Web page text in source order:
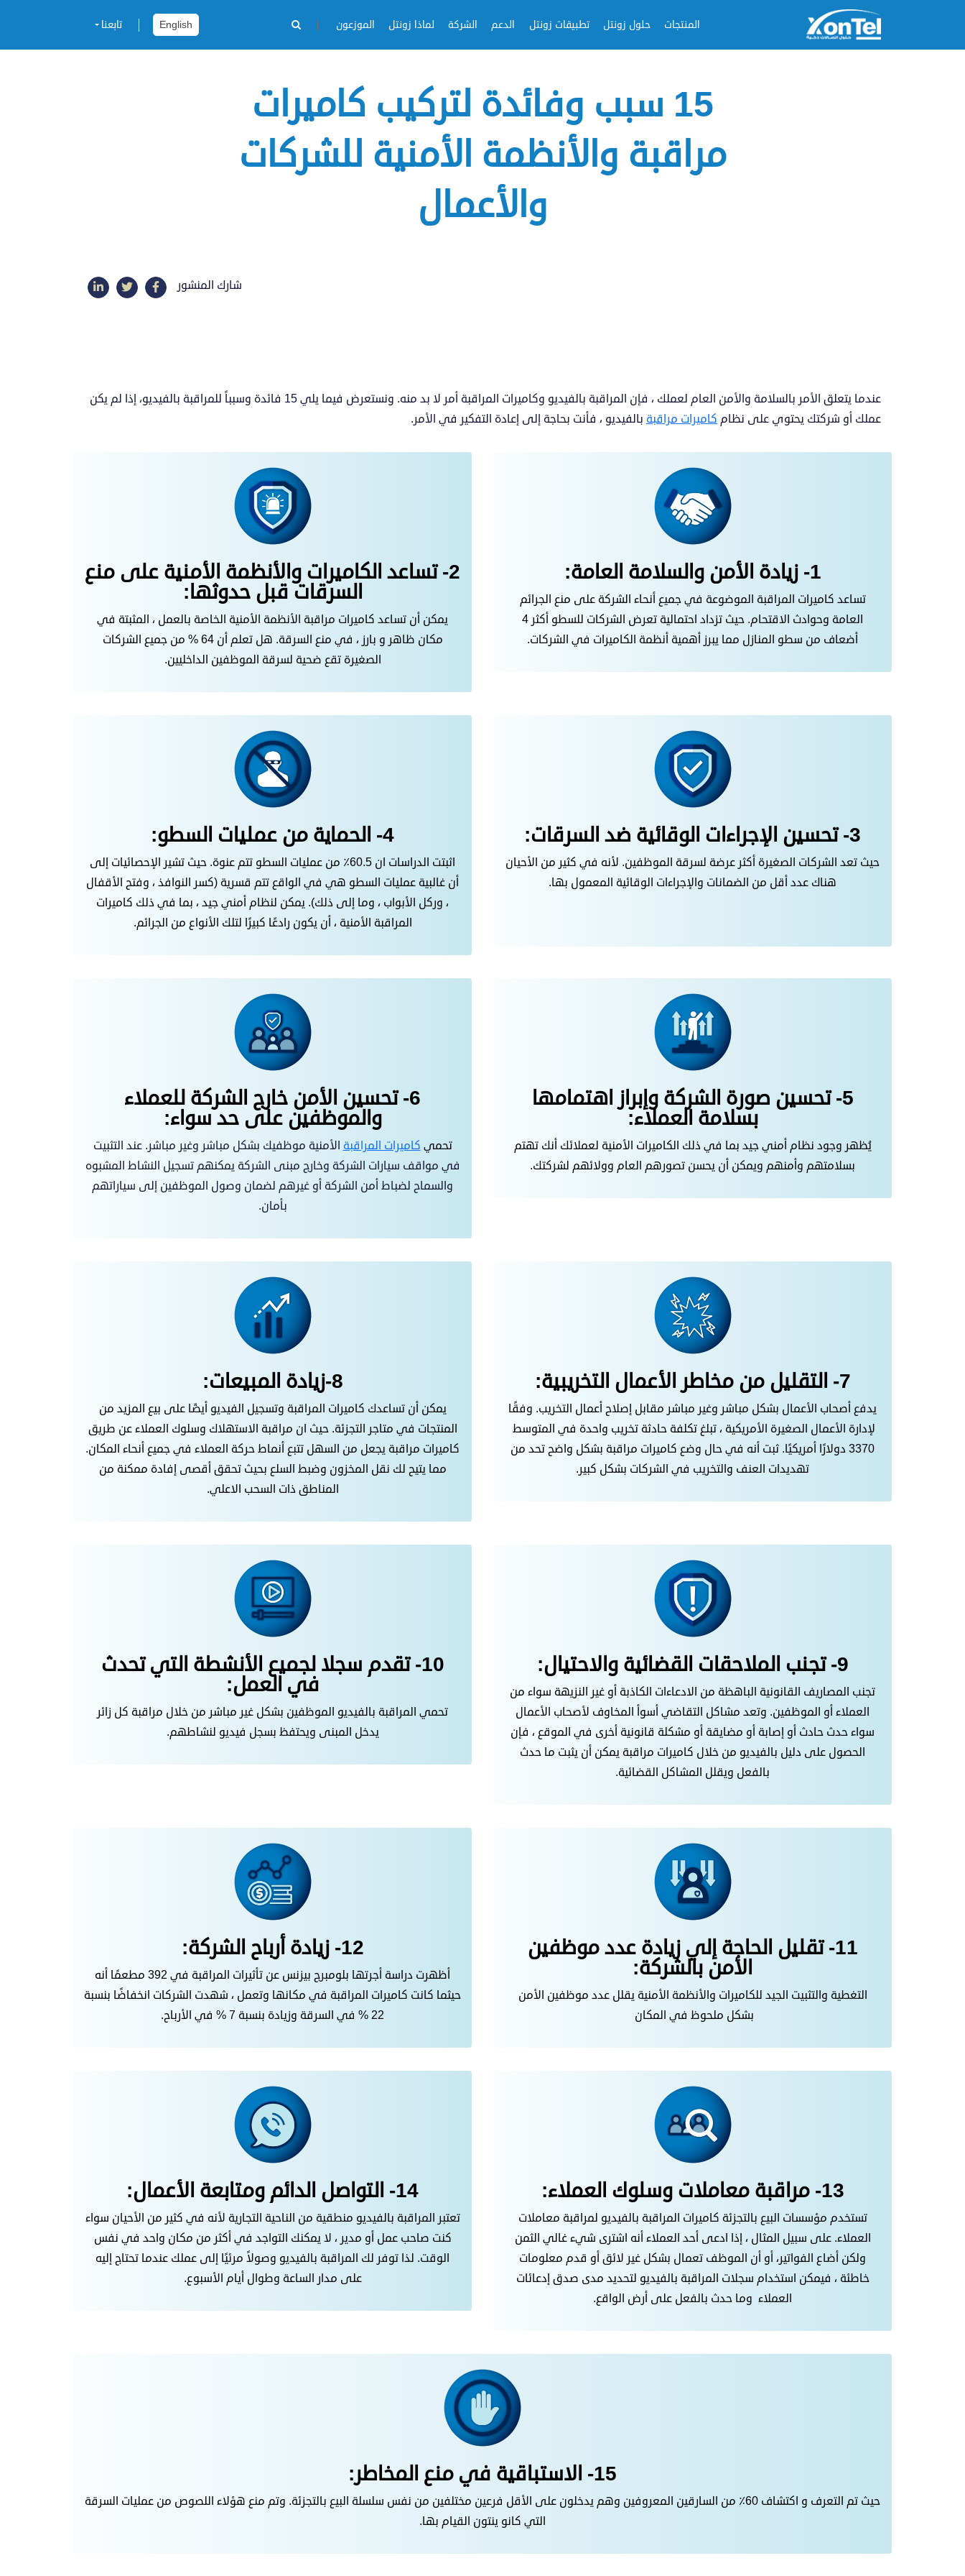
المنتجات حلول زونتل تطبيقات زونتل الدعم الشركة لماذا زونتل الموزعون English تابعنا
عن
؟
15 سبب وفائدة لتركيب كاميرات
مراقبة والأنظمة الأمنية للشركات
والأعمال
شارك المنشور
عندما يتعلق الأمر بالسلامة والأمن العام لعملك ، فإن المراقبة بالفيديو وكاميرات المراقبة أمر لا بد منه. ونستعرض فيما يلي 15 فائدة وسبباً للمراقبة بالفيديو، إذا لم يكن
عملك أو شركتك يحتوي على نظام كاميرات مراقبة بالفيديو ، فأنت بحاجة إلى إعادة التفكير في الأمر.
2- تساعد الكاميرات والأنظمة الأمنية على منع
السرقات قبل حدوثها:
يمكن أن تساعد كاميرات مراقبة الأنظمة الأمنية الخاصة بالعمل ، المثبتة في
مكان ظاهر و بارز ، في منع السرقة. هل تعلم أن 64 % من جميع الشركات
الصغيرة تقع ضحية لسرقة الموظفين الداخليين.
1- زيادة الأمن والسلامة العامة:
تساعد كاميرات المراقبة الموضوعة في جميع أنحاء الشركة على منع الجرائم
العامة وحوادث الاقتحام. حيث تزداد احتمالية تعرض الشركات للسطو أكثر 4
أضعاف من سطو المنازل مما يبرز أهمية أنظمة الكاميرات في الشركات.
4- الحماية من عمليات السطو:
اثبتت الدراسات ان 60.5٪ من عمليات السطو تتم عنوة. حيث تشير الإحصائيات إلى
أن غالبية عمليات السطو هي في الواقع تتم قسرية (كسر النوافذ ، وفتح الأقفال
، وركل الأبواب ، وما إلى ذلك). يمكن لنظام أمني جيد ، بما في ذلك كاميرات
المراقبة الأمنية ، أن يكون رادعًا كبيرًا لتلك الأنواع من الجرائم.
3- تحسين الإجراءات الوقائية ضد السرقات:
حيث تعد الشركات الصغيرة أكثر عرضة لسرقة الموظفين. لأنه في كثير من الأحيان
هناك عدد أقل من الضمانات والإجراءات الوقائية المعمول بها.
6- تحسين الأمن خارج الشركة للعملاء
والموظفين على حد سواء:
تحمي كاميرات المراقبة الأمنية موظفيك بشكل مباشر وغير مباشر. عند التثبيت
في مواقف سيارات الشركة وخارج مبنى الشركة يمكنهم تسجيل النشاط المشبوه
والسماح لضباط أمن الشركة أو غيرهم لضمان وصول الموظفين إلى سياراتهم
بأمان.
5- تحسين صورة الشركة وإبراز اهتمامها
بسلامة العملاء:
يُظهر وجود نظام أمني جيد بما في ذلك الكاميرات الأمنية لعملائك أنك تهتم
بسلامتهم وأمنهم ويمكن أن يحسن تصورهم العام وولائهم لشركتك.
8-زيادة المبيعات:
يمكن أن تساعدك كاميرات المراقبة وتسجيل الفيديو أيضًا على بيع المزيد من
المنتجات في متاجر التجزئة. حيث ان مراقبة الاستهلاك وسلوك العملاء عن طريق
كاميرات مراقبة يجعل من السهل تتبع أنماط حركة العملاء في جميع أنحاء المكان.
مما يتيح لك نقل المخزون وضبط السلع بحيث تحقق أقصى إفادة ممكنة من
المناطق ذات السحب الاعلي.
7- التقليل من مخاطر الأعمال التخريبية:
يدفع أصحاب الأعمال بشكل مباشر وغير مباشر مقابل إصلاح أعمال التخريب. وفقًا
3370 دولارًا أمريكيًا. ثبت أنه في حال وضع كاميرات مراقبة بشكل واضح تحد من
تهديدات العنف والتخريب في الشركات بشكل كبير.
10- تقدم سجلا لجميع الأنشطة التي تحدث
في العمل:
تحمي المراقبة بالفيديو الموظفين بشكل غير مباشر من خلال مراقبة كل زائر
يدخل المبنى ويحتفظ بسجل فيديو لنشاطهم.
9- تجنب الملاحقات القضائية والاحتيال:
تجنب المصاريف القانونية الباهظة من الادعاءات الكاذبة أو غير النزيهة سواء من
العملاء أو الموظفين. وتعد مشاكل التقاضي أسوأ المخاوف لأصحاب الأعمال
سواء حدث حادث أو إصابة أو مضايقة أو مشكلة قانونية أخرى في الموقع ، فإن
الحصول على دليل بالفيديو من خلال كاميرات مراقبة يمكن أن يثبت ما حدث
بالفعل ويقلل المشاكل القضائية.
12- زيادة أرباح الشركة:
أظهرت دراسة أجرتها بلومبرج بيزنس عن تأثيرات المراقبة في 392 مطعمًا أنه
حيثما كانت كاميرات المراقبة في مكانها وتعمل ، شهدت الشركات انخفاضًا بنسبة
22 % في السرقة وزيادة بنسبة 7 % في الأرباح.
11- تقليل الحاجة إلي زيادة عدد موظفين
الأمن بالشركة:
التغطية والتثبيت الجيد للكاميرات والأنظمة الأمنية يقلل عدد موظفين الأمن
بشكل ملحوظ في المكان
14- التواصل الدائم ومتابعة الأعمال:
تعتبر المراقبة بالفيديو منطقية من الناحية التجارية لأنه في كثير من الأحيان سواء
كنت صاحب عمل أو مدير ، لا يمكنك التواجد في أكثر من مكان واحد في نفس
الوقت. لذا توفر لك المراقبة بالفيديو وصولاً مرئيًا إلى عملك عندما تحتاج إليه
على مدار الساعة وطوال أيام الأسبوع.
13- مراقبة معاملات وسلوك العملاء:
تستخدم مؤسسات البيع بالتجزئة كاميرات المراقبة بالفيديو لمراقبة معاملات
العملاء. على سبيل المثال ، إذا ادعى أحد العملاء أنه اشترى شيء غالي الثمن
ولكن أضاع الفواتير، أو أن الموظف تعمال بشكل غير لائق أو قدم معلومات
خاطئة ، فيمكن استخدام سجلات المراقبة بالفيديو لتحديد مدى صدق إدعائات
العملاء وما حدث بالفعل على أرض الواقع.
15- الاستباقية في منع المخاطر:
حيث تم التعرف و اكتشاف 60٪ من السارقين المعروفين وهم يدخلون على الأقل فرعين مختلفين من نفس سلسلة البيع بالتجزئة. وتم منع هؤلاء اللصوص من عمليات السرقة
التي كانو ينتون القيام بها.